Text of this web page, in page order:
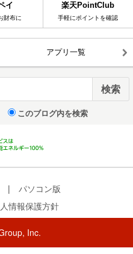
イ
財布に
楽天PointClub
手軽にポイントを確認
アプリ一覧
このブログ内を検索
|
パソコン版
情報保護方針
Inc.